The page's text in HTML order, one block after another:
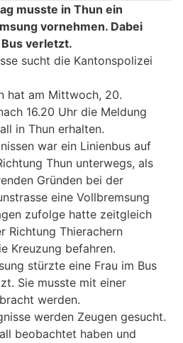
musste in Thun ein
vornehmen. Dabei
verletzt.
sucht die Kantonspolizei
hat am Mittwoch, 20.
16.20 Uhr die Meldung
in Thun erhalten.
war ein Linienbus auf
Thun unterwegs, als
Gründen bei der
eine Vollbremsung
zufolge hatte zeitgleich
Richtung Thierachern
Kreuzung befahren.
stürzte eine Frau im Bus
Sie musste mit einer
werden.
werden Zeugen gesucht.
beobachtet haben und